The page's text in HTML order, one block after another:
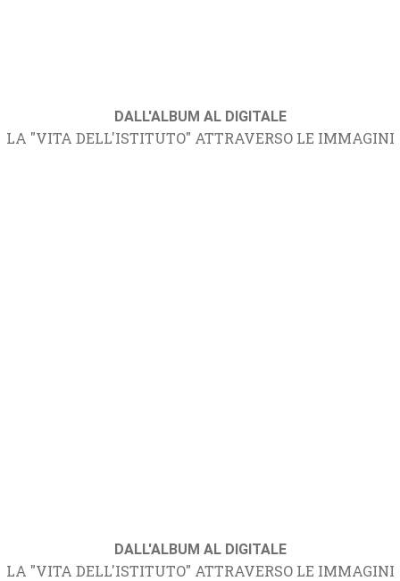
DALL'ALBUM AL DIGITALE
LA "VITA DELL'ISTITUTO" ATTRAVERSO LE IMMAGINI
DALL'ALBUM AL DIGITALE
LA "VITA DELL'ISTITUTO" ATTRAVERSO LE IMMAGINI